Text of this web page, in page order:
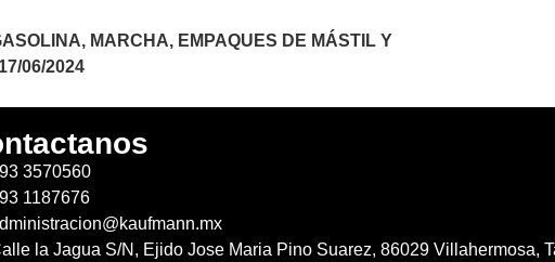
MARCHA, EMPAQUES DE MÁSTIL Y
06/2024
3570560
1187676
la Jagua S/N, Ejido Jose Maria Pino Suarez, 86029 Villahermosa,